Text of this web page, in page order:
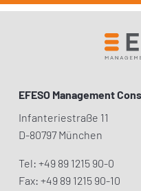
EFESO Management
Infanteriestraße 11
D-80797 München
Tel: +49 89 1215 90-0
Fax: +49 89 1215 90-10